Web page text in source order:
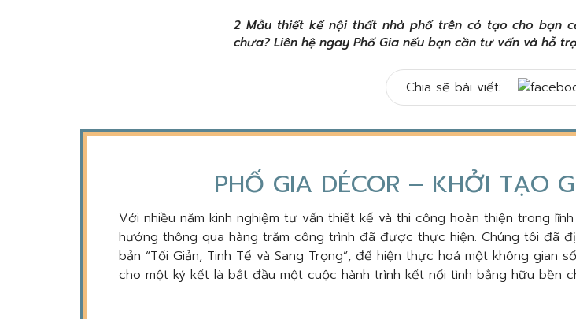
2 Mẫu thiết kế nội thất nhà phố trên có tạo cho bạn
chưa? Liên hệ ngay Phố Gia nếu bạn cần tư vấn và hỗ
Chia sẽ bài viết:
PHỐ GIA DÉCOR – KHỞI TẠO
Với nhiều năm kinh nghiệm tư vấn thiết kế và thi công hoàn thiện trong
hưởng thông qua hàng trăm công trình đã được thực hiện. Chúng tôi đã
bản “Tối Giản, Tinh Tế và Sang Trọng”, để hiện thực hoá một không gian
cho một ký kết là bắt đầu một cuộc hành trình kết nối tình bằng hữu bền